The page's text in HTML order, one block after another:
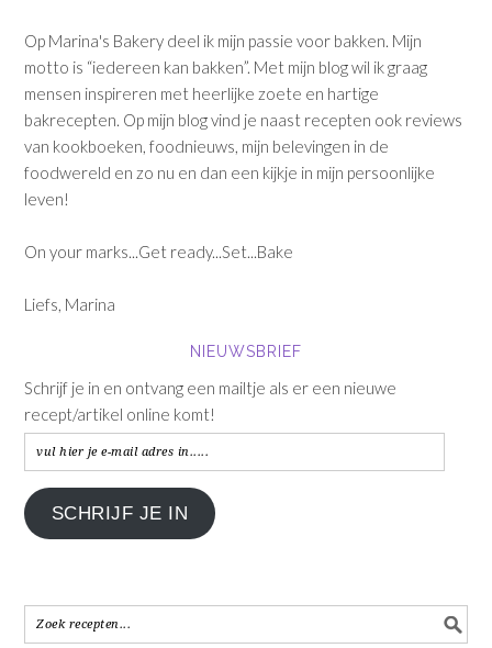
Op Marina's Bakery deel ik mijn passie voor bakken. Mijn
motto is “iedereen kan bakken”. Met mijn blog wil ik graag
mensen inspireren met heerlijke zoete en hartige
bakrecepten. Op mijn blog vind je naast recepten ook reviews
van kookboeken, foodnieuws, mijn belevingen in de
foodwereld en zo nu en dan een kijkje in mijn persoonlijke
leven!
On your marks...Get ready...Set...Bake
Liefs, Marina
NIEUWSBRIEF
Schrijf je in en ontvang een mailtje als er een nieuwe
recept/artikel online komt!
vul
hier
je
e-
in.....
SCHRIJF JE IN